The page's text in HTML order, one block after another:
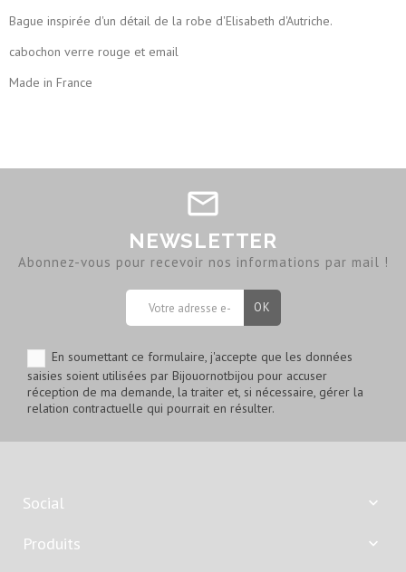
Bague inspirée d'un détail de la robe d'Elisabeth d'Autriche.
cabochon verre rouge et email
Made in France
NEWSLETTER
Abonnez-vous pour recevoir nos informations par mail !
En soumettant ce formulaire, j'accepte que les données
saisies soient utilisées par Bijouornotbijou pour accuser
réception de ma demande, la traiter et, si nécessaire, gérer la
relation contractuelle qui pourrait en résulter.
Social 
Produits 